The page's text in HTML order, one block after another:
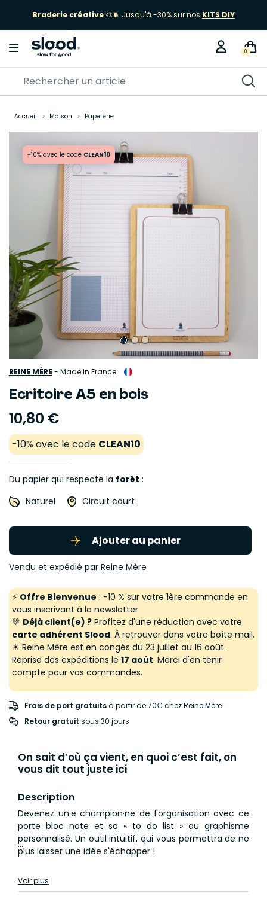
Braderie créative 🎨🧵 Jusqu'à -30% sur nos KITS DIY
0
Accueil Maison Papeterie
-10% avec le code CLEAN10
REINE MÈRE - Made in France
Ecritoire A5 en bois
10,80 €
-10% avec le code CLEAN10
Du papier qui respecte la forêt :
Naturel
Circuit court
Ajouter au panier
Vendu et expédié par Reine Mère
⚡ Offre Bienvenue : -10 % sur votre 1ère commande en
vous inscrivant à la newsletter
💚 Déjà client(e) ? Profitez d'une réduction avec votre
carte adhérent Slood. À retrouver dans votre boîte mail.
☀ Reine Mère est en congés du 23 juillet au 16 août.
Reprise des expéditions le 17 août. Merci d'en tenir
compte pour vos commandes.
Frais de port gratuitsà partir de 70€ chez Reine Mère
Retour gratuit sous 30 jours
On sait d’où ça vient, en quoi c’est fait, on
vous dit tout juste ici
Description
Devenez un·e champion·ne de l'organisation avec ce
porte bloc note et sa « to do list » au graphisme
personnalisé. Un outil intuitif, qui vous permettra de ne
plus laisser une idée s'échapper !
Porte-bloc note avec pinces et bloc de 50 feuilles
imprimées, fabriqué dans le Jura et l'Hérault.
Voir plus